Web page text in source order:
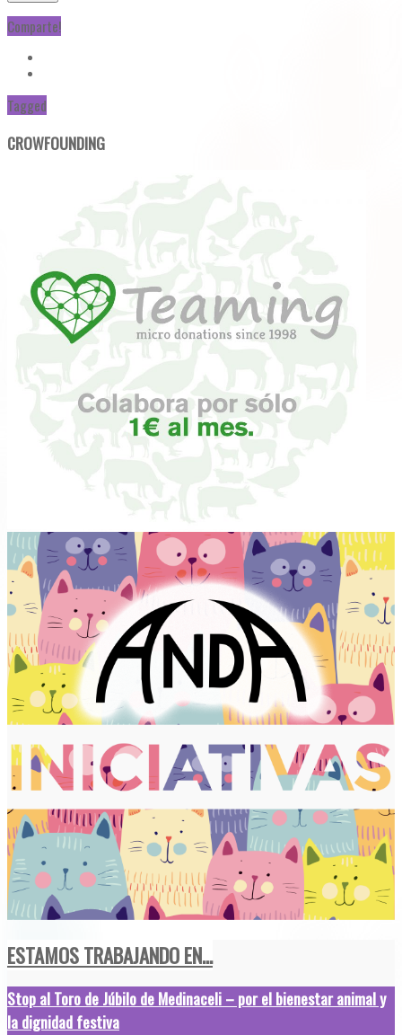
Comparte!
Tagged
CROWFOUNDING
ESTAMOS TRABAJANDO EN...
Stop al Toro de Júbilo de Medinaceli – por el bienestar animal y
la dignidad festiva